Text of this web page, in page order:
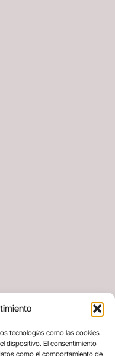
tecnologías como las cookies
dispositivo. El consentimiento
como el comportamiento de